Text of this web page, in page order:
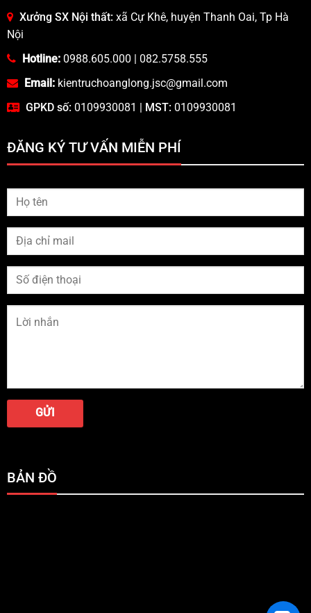
Xưởng SX Nội thất: xã Cự Khê, huyện Thanh Oai, Tp Hà
Nội
Hotline: 0988.605.000 | 082.5758.555
Email: kientruchoanglong.jsc@gmail.com
GPKD số: 0109930081 | MST: 0109930081
ĐĂNG KÝ TƯ VẤN MIỄN PHÍ
BẢN ĐỒ